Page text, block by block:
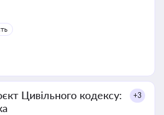
Цивільного кодексу:
+3